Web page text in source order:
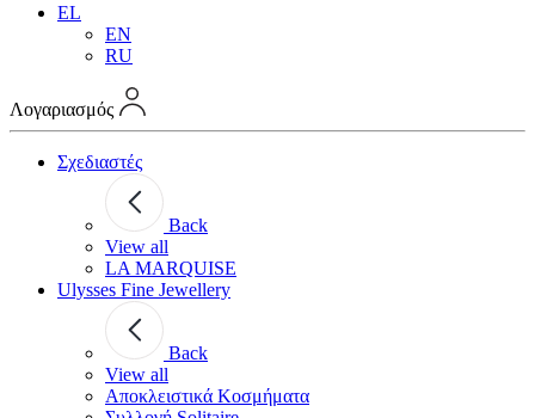
EL
EN
RU
Λογαριασμός
Σχεδιαστές
Back
View all
LA MARQUISE
Ulysses Fine Jewellery
Back
View all
Αποκλειστικά Κοσμήματα